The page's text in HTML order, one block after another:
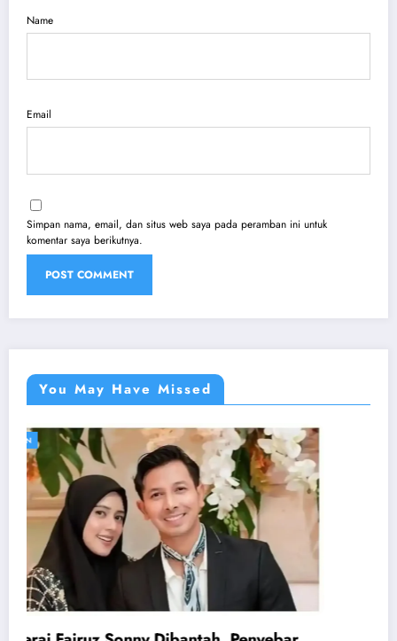
Name
Email
Simpan nama, email, dan situs web saya pada peramban ini untuk
komentar saya berikutnya.
You May Have Missed
OLAHRAGA